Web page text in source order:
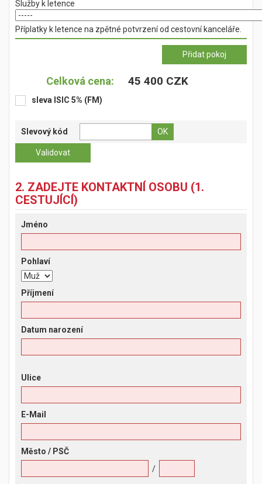
Služby k letence
Příplatky k letence na zpětné potvrzení od cestovní kanceláře.
Celková cena: 45 400 CZK
sleva ISIC 5% (FM)
Slevový kód
2. ZADEJTE KONTAKTNÍ OSOBU (1.
CESTUJÍCÍ)
Jméno
Pohlaví
Příjmení
Datum narození
Ulice
E-Mail
Město / PSČ
/